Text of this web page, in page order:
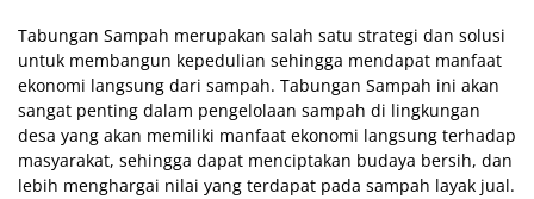
Tabungan Sampah merupakan salah satu strategi dan solusi
untuk membangun kepedulian sehingga mendapat manfaat
ekonomi langsung dari sampah. Tabungan Sampah ini akan
sangat penting dalam pengelolaan sampah di lingkungan
desa yang akan memiliki manfaat ekonomi langsung terhadap
masyarakat, sehingga dapat menciptakan budaya bersih, dan
lebih menghargai nilai yang terdapat pada sampah layak jual.